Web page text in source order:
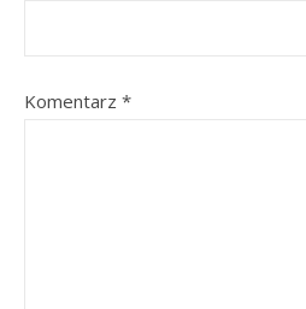
Komentarz *